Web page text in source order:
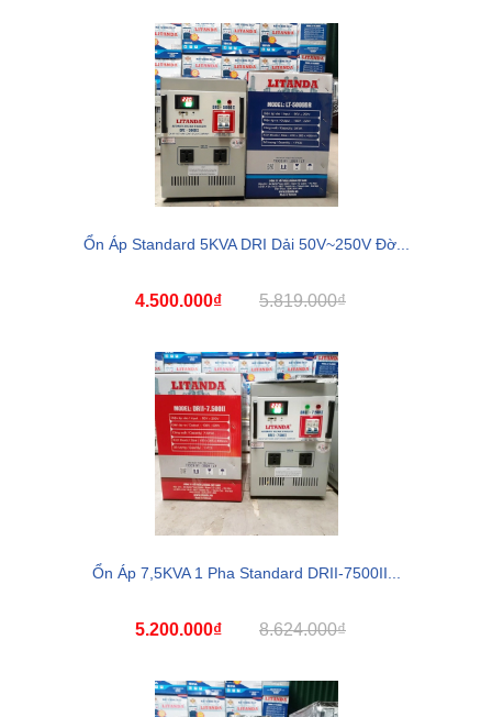
Ổn Áp Standard 5KVA DRI Dải 50V~250V Đờ...
4.500.000₫ 5.819.000₫
Ổn Áp 7,5KVA 1 Pha Standard DRII-7500II...
5.200.000₫ 8.624.000₫